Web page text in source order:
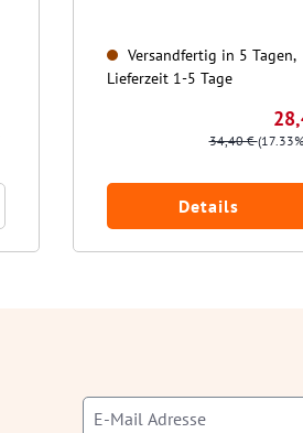
Versandfertig in 5 Tagen,
Lieferzeit 1-5 Tage
34,40 €
Details